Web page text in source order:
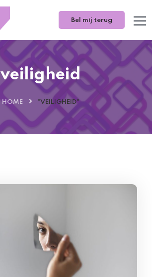
Bel mij terug
veiligheid
HOME "VEILIGHEID"